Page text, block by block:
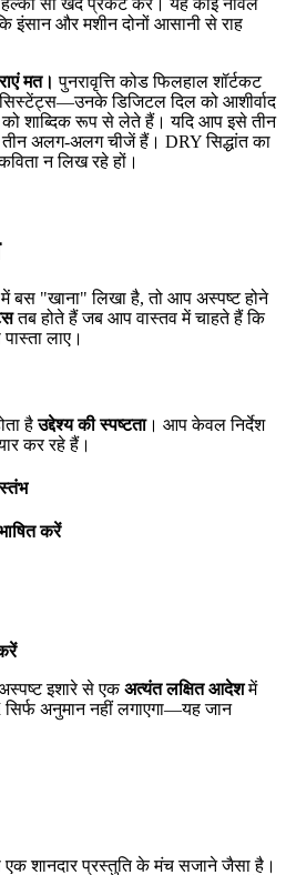
आप अपने कोड को तीन महीने बाद अपने
हैं। स्पष्ट और संक्षिप्त रहें, और शायद उस
सा खेद प्रकट करें। यह कोई नॉवेल
इंसान और मशीन दोनों आसानी से राह
मत।पुनरावृत्ति कोड फिलहाल शॉर्टकट
डिजिटल दिल को आशीर्वाद
अलग-अलग चीजें हैं। DRY सिद्धांत का
लाए।
है
करें
अनुमान नहीं लगाएगा—यह जान